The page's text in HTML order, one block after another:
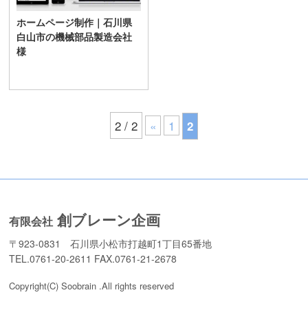
ホームページ制作｜石川県
白山市の機械部品製造会社
様
2 / 2 « 1 2
有限会社 創ブレーン企画
〒923-0831 石川県小松市打越町1丁目65番地
TEL.0761-20-2611 FAX.0761-21-2678
Copyright(C) Soobrain .All rights reserved